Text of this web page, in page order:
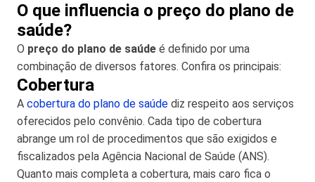
O que influencia o preço do plano de
saúde?
O preço do plano de saúde é definido por uma
combinação de diversos fatores. Confira os principais:
Cobertura
A cobertura do plano de saúde diz respeito aos serviços
oferecidos pelo convênio. Cada tipo de cobertura
abrange um rol de procedimentos que são exigidos e
fiscalizados pela Agência Nacional de Saúde (ANS).
Quanto mais completa a cobertura, mais caro fica o